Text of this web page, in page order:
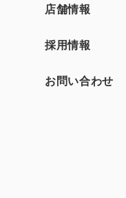
店舗情報
採用情報
お問い合わせ